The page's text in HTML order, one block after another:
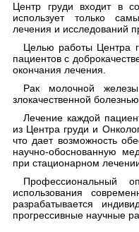
Центр груди входит в
использует только
лечения и исследований
Целью работы Центра
пациентов с
окончания лечения.
Рак молочной
злокачественной
Лечение каждой
из Центра груди и
что дает возможность
научно-обоснованную
при стационарном
Профессиональный
использования
разрабатывается
прогрессивные научные